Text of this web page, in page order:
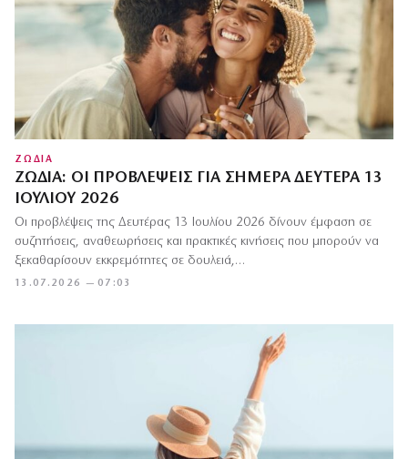
ΖΩΔΙΑ
ΖΏΔΙΑ: ΟΙ ΠΡΟΒΛΈΨΕΙΣ ΓΙΑ ΣΉΜΕΡΑ ΔΕΥΤΈΡΑ 13
ΙΟΥΛΊΟΥ 2026
13.07.2026 — 07:03
Οι προβλέψεις της Δευτέρας 13 Ιουλίου 2026 δίνουν έμφαση σε
συζητήσεις, αναθεωρήσεις και πρακτικές κινήσεις που μπορούν να
ξεκαθαρίσουν εκκρεμότητες σε δουλειά,…